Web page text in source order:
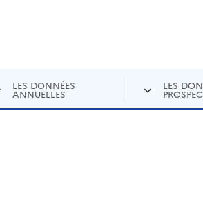
LES DONNÉES
ANNUELLES
LES